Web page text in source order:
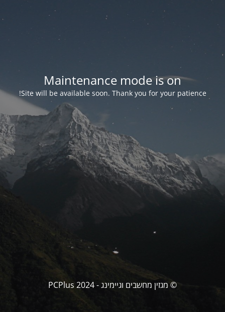
Maintenance mode is on
Site will be available soon. Thank you for your patience!
© מגזין מחשבים וגיימינג - PCPlus 2024